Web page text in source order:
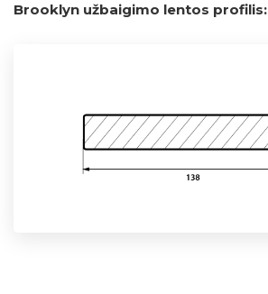
Brooklyn užbaigimo lentos profilis: